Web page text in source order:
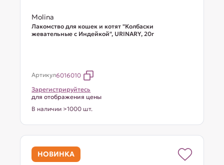
Molina
Лакомство для кошек и котят "Колбаски
жевательные с Индейкой", URINARY, 20г
Артикул6016010
Зарегистрируйтесь
для отображения цены
В наличии >1000 шт.
НОВИНКА